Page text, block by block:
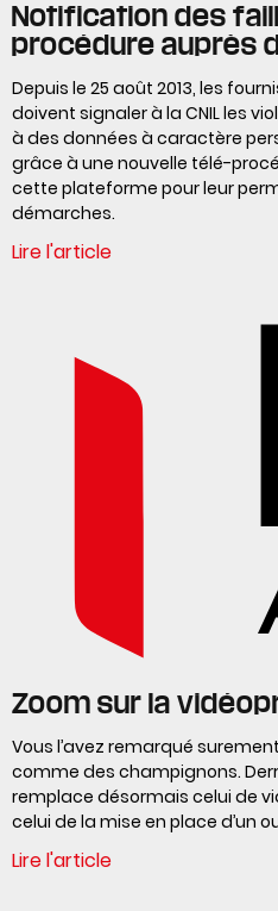
Notification des
procédure auprès
Depuis le 25 août 2013, les
doivent signaler à la CNIL les
à des données à caractère
grâce à une nouvelle télé-
cette plateforme pour leur
démarches.
Lire l'article
Zoom sur la
Vous l’avez remarqué
comme des champignons.
remplace désormais celui de
celui de la mise en place d’un
Lire l'article